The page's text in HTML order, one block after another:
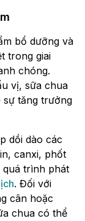
bổ dưỡng và
trong giai
chóng.
vị, sữa chua
sự tăng trưởng
dồi dào các
canxi, phốt
quá trình phát
. Đối với
cân hoặc
chua có thể